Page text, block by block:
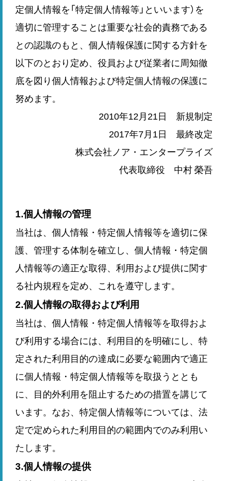
定個人情報を「特定個人情報等」といいます）を
適切に管理することは重要な社会的責務である
との認識のもと、個人情報保護に関する方針を
以下のとおり定め、役員および従業者に周知徹
底を図り個人情報および特定個人情報の保護に
努めます。
2010年12月21日 新規制定
2017年7月1日 最終改定
株式会社ノア・エンタープライズ
代表取締役 中村 榮吾
1.個人情報の管理
当社は、個人情報・特定個人情報等を適切に保
護、管理する体制を確立し、個人情報・特定個
人情報等の適正な取得、利用および提供に関す
る社内規程を定め、これを遵守します。
2.個人情報の取得および利用
当社は、個人情報・特定個人情報等を取得およ
び利用する場合には、利用目的を明確にし、特
定された利用目的の達成に必要な範囲内で適正
に個人情報・特定個人情報等を取扱うととも
に、目的外利用を阻止するための措置を講じて
います。なお、特定個人情報等については、法
定で定められた利用目的の範囲内でのみ利用い
たします。
3.個人情報の提供